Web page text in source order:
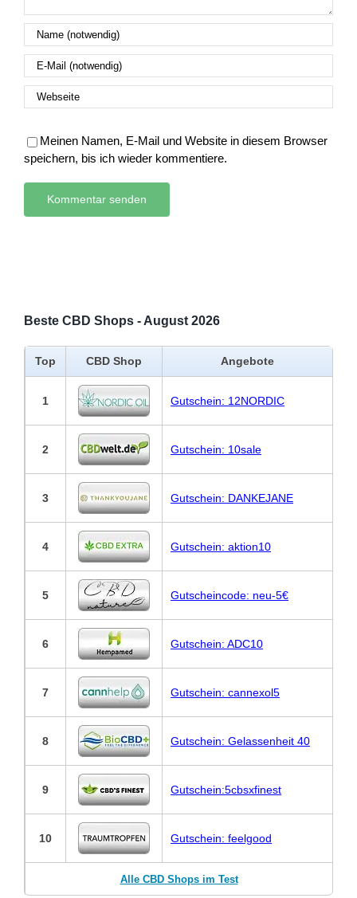
Meinen Namen, E-Mail und Website in diesem Browser
speichern, bis ich wieder kommentiere.
Beste CBD Shops - August 2026
Top CBD Shop Angebote
1 Gutschein: 12NORDIC
2 Gutschein: 10sale
3 Gutschein: DANKEJANE
4 Gutschein: aktion10
5 Gutscheincode: neu-5€
6 Gutschein: ADC10
7 Gutschein: cannexol5
8 Gutschein: Gelassenheit 40
9 Gutschein:5cbsxfinest
10 Gutschein: feelgood
Alle CBD Shops im Test